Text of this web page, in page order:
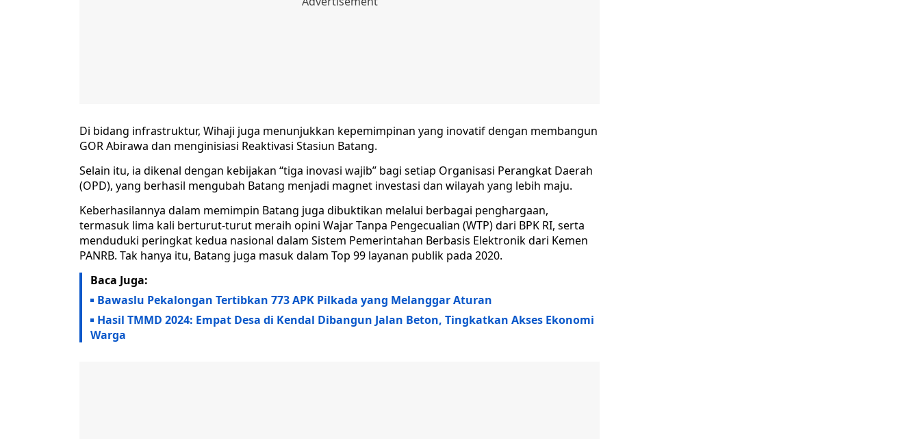
Di bidang infrastruktur, Wihaji juga menunjukkan kepemimpinan yang inovatif dengan membangun
GOR Abirawa dan menginisiasi Reaktivasi Stasiun Batang.
Selain itu, ia dikenal dengan kebijakan “tiga inovasi wajib” bagi setiap Organisasi Perangkat Daerah
(OPD), yang berhasil mengubah Batang menjadi magnet investasi dan wilayah yang lebih maju.
Keberhasilannya dalam memimpin Batang juga dibuktikan melalui berbagai penghargaan,
termasuk lima kali berturut-turut meraih opini Wajar Tanpa Pengecualian (WTP) dari BPK RI, serta
menduduki peringkat kedua nasional dalam Sistem Pemerintahan Berbasis Elektronik dari Kemen
PANRB. Tak hanya itu, Batang juga masuk dalam Top 99 layanan publik pada 2020.
Baca Juga:
Bawaslu Pekalongan Tertibkan 773 APK Pilkada yang Melanggar Aturan
Hasil TMMD 2024: Empat Desa di Kendal Dibangun Jalan Beton, Tingkatkan Akses Ekonomi
Warga